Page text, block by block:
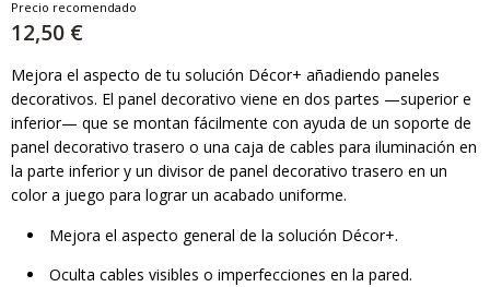
Precio recomendado
12,50 €
Mejora el aspecto de tu solución Décor+ añadiendo paneles
decorativos. El panel decorativo viene en dos partes —superior e
inferior— que se montan fácilmente con ayuda de un soporte de
panel decorativo trasero o una caja de cables para iluminación en
la parte inferior y un divisor de panel decorativo trasero en un
color a juego para lograr un acabado uniforme.
Mejora el aspecto general de la solución Décor+.
Oculta cables visibles o imperfecciones en la pared.